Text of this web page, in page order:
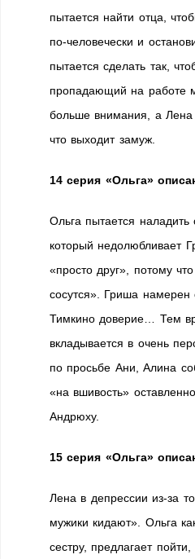
пытается найти отца,
по-человечески и
пытается сделать так,
пропадающий на работе
больше внимания, а Лена
что выходит замуж.
14 серия «Ольга»
Ольга пытается наладить
который недолюбливает
«просто друг», потому
сосутся». Гриша намерен
Тимкино доверие… Тем
вкладывается в очень
по просьбе Ани, Алина
«на вшивость»
Андрюху.
15 серия «Ольга»
Лена в депрессии из-за
мужики кидают». Ольга
сестру, предлагает пойти,